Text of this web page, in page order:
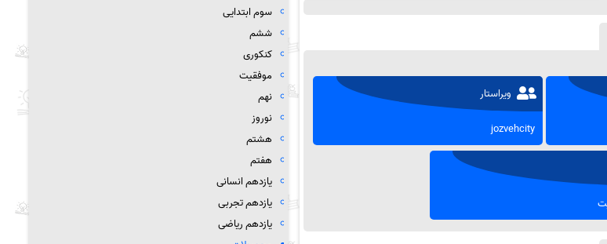
ویراستار
jozvehcity
سوم ابتدایی
ششم
کنکوری
موفقیت
نهم
نوروز
هشتم
هفتم
یازدهم انسانی
یازدهم تجربی
یازدهم ریاضی